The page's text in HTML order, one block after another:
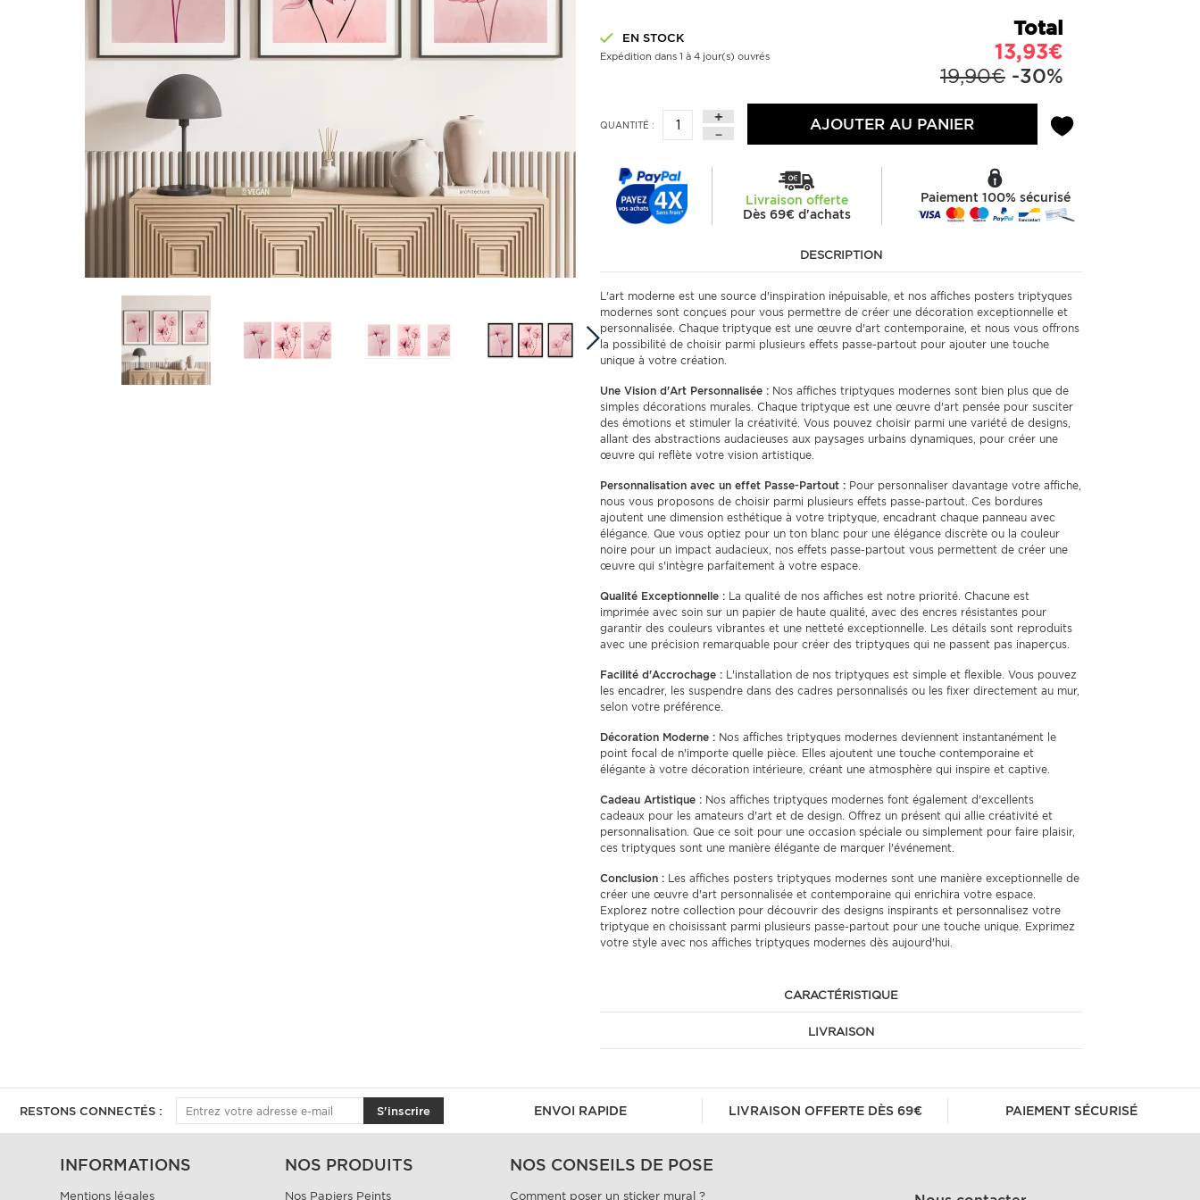
EN STOCK
Expédition dans 1 à 4 jour(s) ouvrés
Total
13,93€
19,90€ -30%
QUANTITÉ : AJOUTER AU PANIER
Livraison offerte
Dès 69€ d'achats
Paiement 100% sécurisé
DESCRIPTION
L'art moderne est une source d'inspiration inépuisable, et nos affiches posters triptyques
modernes sont conçues pour vous permettre de créer une décoration exceptionnelle et
personnalisée. Chaque triptyque est une œuvre d'art contemporaine, et nous vous offrons
la possibilité de choisir parmi plusieurs effets passe-partout pour ajouter une touche
unique à votre création.
Une Vision d'Art Personnalisée : Nos affiches triptyques modernes sont bien plus que de
simples décorations murales. Chaque triptyque est une œuvre d'art pensée pour susciter
des émotions et stimuler la créativité. Vous pouvez choisir parmi une variété de designs,
allant des abstractions audacieuses aux paysages urbains dynamiques, pour créer une
œuvre qui reflète votre vision artistique.
Personnalisation avec un effet Passe-Partout : Pour personnaliser davantage votre affiche,
nous vous proposons de choisir parmi plusieurs effets passe-partout. Ces bordures
ajoutent une dimension esthétique à votre triptyque, encadrant chaque panneau avec
élégance. Que vous optiez pour un ton blanc pour une élégance discrète ou la couleur
noire pour un impact audacieux, nos effets passe-partout vous permettent de créer une
œuvre qui s'intègre parfaitement à votre espace.
Qualité Exceptionnelle : La qualité de nos affiches est notre priorité. Chacune est
imprimée avec soin sur un papier de haute qualité, avec des encres résistantes pour
garantir des couleurs vibrantes et une netteté exceptionnelle. Les détails sont reproduits
avec une précision remarquable pour créer des triptyques qui ne passent pas inaperçus.
Facilité d'Accrochage : L'installation de nos triptyques est simple et flexible. Vous pouvez
les encadrer, les suspendre dans des cadres personnalisés ou les fixer directement au mur,
selon votre préférence.
Décoration Moderne : Nos affiches triptyques modernes deviennent instantanément le
point focal de n'importe quelle pièce. Elles ajoutent une touche contemporaine et
élégante à votre décoration intérieure, créant une atmosphère qui inspire et captive.
Cadeau Artistique : Nos affiches triptyques modernes font également d'excellents
cadeaux pour les amateurs d'art et de design. Offrez un présent qui allie créativité et
personnalisation. Que ce soit pour une occasion spéciale ou simplement pour faire plaisir,
ces triptyques sont une manière élégante de marquer l'événement.
Conclusion : Les affiches posters triptyques modernes sont une manière exceptionnelle de
créer une œuvre d'art personnalisée et contemporaine qui enrichira votre espace.
Explorez notre collection pour découvrir des designs inspirants et personnalisez votre
triptyque en choisissant parmi plusieurs passe-partout pour une touche unique. Exprimez
votre style avec nos affiches triptyques modernes dès aujourd'hui.
CARACTÉRISTIQUE
LIVRAISON
RESTONS CONNECTÉS : S'inscrire ENVOI RAPIDE LIVRAISON OFFERTE DÈS 69€ PAIEMENT SÉCURISÉ
INFORMATIONS
Mentions légales
NOS PRODUITS
Nos Papiers Peints
NOS CONSEILS DE POSE
Comment poser un sticker mural ?